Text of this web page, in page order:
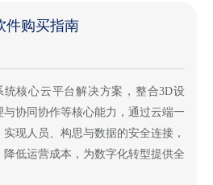
件购买指南
统核心云平台解决方案，整合3D设
协同协作等核心能力，通过云端一
现人员、构思与数据的安全连接，
低运营成本，为数字化转型提供全